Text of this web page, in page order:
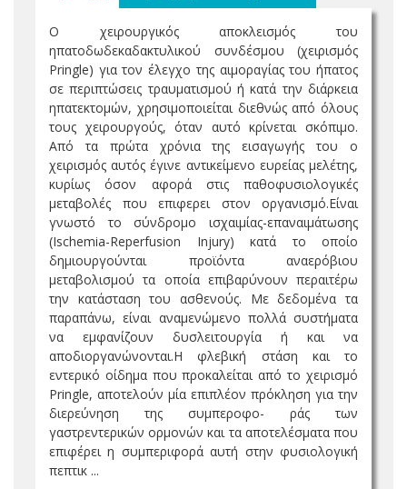
Ο χειρουργικός αποκλεισμός του
ηπατοδωδεκαδακτυλικού συνδέσμου (χειρισμός
Pringle) για τον έλεγχο της αιμοραγίας του ήπατος
σε περιπτώσεις τραυματισμού ή κατά την διάρκεια
ηπατεκτομών, χρησιμοποιείται διεθνώς από όλους
τους χειρουργούς, όταν αυτό κρίνεται σκόπιμο.
Από τα πρώτα χρόνια της εισαγωγής του ο
χειρισμός αυτός έγινε αντικείμενο ευρείας μελέτης,
κυρίως όσον αφορά στις παθοφυσιολογικές
μεταβολές που επιφερει στον οργανισμό.Είναι
γνωστό το σύνδρομο ισχαιμίας-επαναιμάτωσης
(Ischemia-Reperfusion Injury) κατά το οποίο
δημιουργούνται προϊόντα αναερόβιου
μεταβολισμού τα οποία επιβαρύνουν περαιτέρω
την κατάσταση του ασθενούς. Με δεδομένα τα
παραπάνω, είναι αναμενώμενο πολλά συστήματα
να εμφανίζουν δυσλειτουργία ή και να
αποδιοργανώνονται.Η φλεβική στάση και το
εντερικό οίδημα που προκαλείται από το χειρισμό
Pringle, αποτελούν μία επιπλέον πρόκληση για την
διερεύνηση της συμπεροφο- ράς των
γαστρεντερικών ορμονών και τα αποτελέσματα που
επιφέρει η συμπεριφορά αυτή στην φυσιολογική
πεπτικ ...